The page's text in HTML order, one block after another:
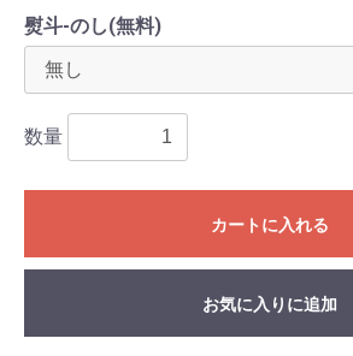
熨斗-のし(無料)
数量
カートに入れる
お気に入りに追加